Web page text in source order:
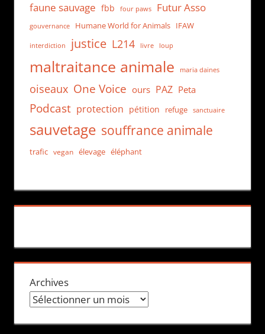
faune sauvage fbb four paws Futur Asso
gouvernance Humane World for Animals IFAW
interdiction justice L214 livre loup
maltraitance animale maria daines
oiseaux One Voice ours PAZ Peta
Podcast protection pétition refuge sanctuaire
sauvetage souffrance animale
trafic vegan élevage éléphant
Archives